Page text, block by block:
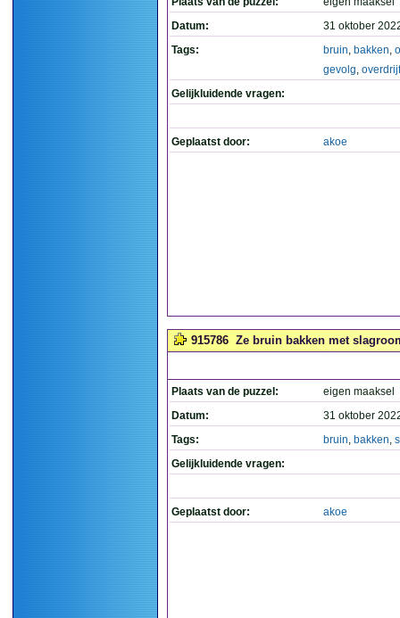
Datum:
31 oktober
Tags:
bruin, bakken,
gevolg, overdrijf
Gelijkluidende vragen:
Geplaatst door: akoe
915786 Ze bruin bakken met
Plaats van de puzzel:
eigen maaksel
Datum:
31 oktober
Tags:
bruin, bakken,
Gelijkluidende vragen:
Geplaatst door: akoe